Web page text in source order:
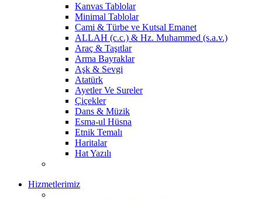
Kanvas Tablolar
Minimal Tablolar
Cami & Türbe ve Kutsal Emanet
ALLAH (c.c.) & Hz. Muhammed (s.a.v.)
Araç & Taşıtlar
Arma Bayraklar
Aşk & Sevgi
Atatürk
Ayetler Ve Sureler
Çiçekler
Dans & Müzik
Esma-ul Hüsna
Etnik Temalı
Haritalar
Hat Yazılı
Hizmetlerimiz